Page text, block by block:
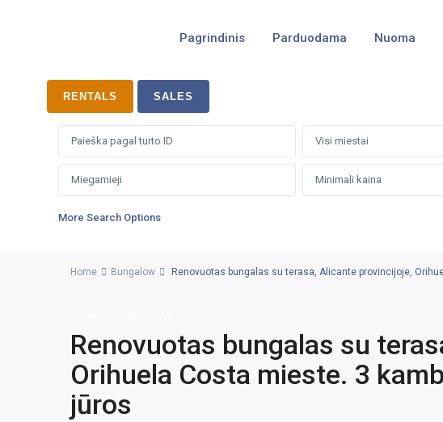
Pagrindinis Parduodama Nuoma
RENTALS SALES
Visi miestai
More Search Options
Home Bungalow Renovuotas bungalas su terasa, Alicante provincijoje,
Renovuotas bungalas su
Orihuela Costa mieste. 3
jūros